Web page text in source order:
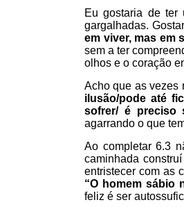
Eu gostaria de ter
gargalhadas.
em viver, mas em
sem a ter
olhos e o coração
Acho que as vezes
ilusão/pode até
sofrer/ é preciso
agarrando o que
Ao completar 6.3
caminhada
entristecer com as
“O homem sábio
feliz é ser